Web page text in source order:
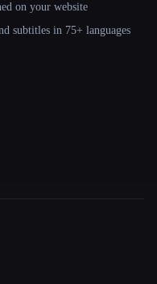
on your website
subtitles in 75+ languages